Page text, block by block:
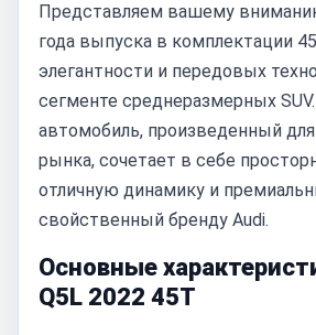
Представляем вашему
года выпуска в комплектации
элегантности и передовых
сегменте среднеразмерных
автомобиль, произведенный для
рынка, сочетает в себе
отличную динамику и
свойственный бренду Audi.
Основные
Q5L 2022 45T